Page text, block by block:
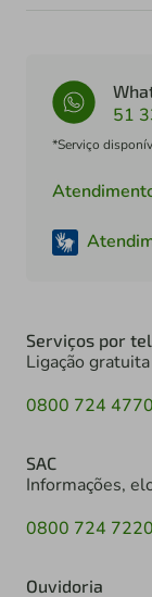
51
*Serviço
Serviços por
Ligação gratuita
0800 724 4770
SAC
Informações,
0800 724 7220
Ouvidoria